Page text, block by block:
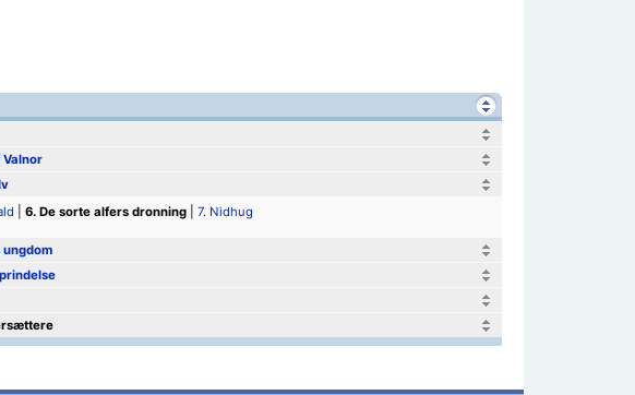
6. De sorte alfers dronning 7. Nidhug